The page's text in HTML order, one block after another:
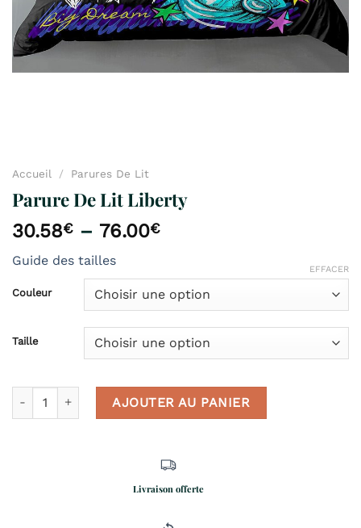
Accueil / Parures De Lit
Parure De Lit Liberty
30.58€ – 76.00€
Guide des tailles
Couleur
Taille
EFFACER
quantité de Parure De Lit Liberty
AJOUTER AU PANIER
Livraison offerte